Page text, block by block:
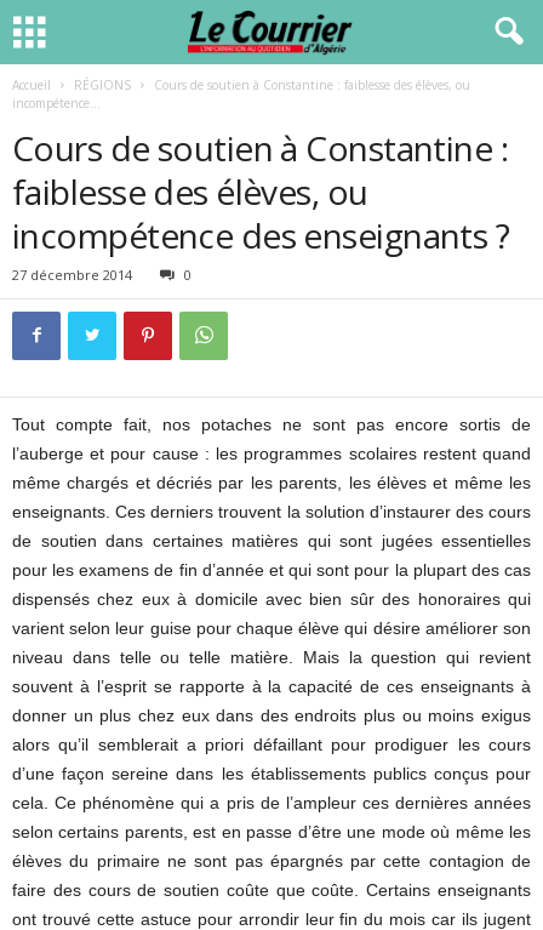
Accueil RÉGIONS
Cours de soutien à Constantine : faiblesse des élèves, ou
incompétence...
Cours de soutien à Constantine :
faiblesse des élèves, ou
incompétence des enseignants ?
27 décembre 2014 0
Tout compte fait, nos potaches ne sont pas encore sortis de
l’auberge et pour cause : les programmes scolaires restent quand
même chargés et décriés par les parents, les élèves et même les
enseignants. Ces derniers trouvent la solution d’instaurer des cours
de soutien dans certaines matières qui sont jugées essentielles
pour les examens de fin d’année et qui sont pour la plupart des cas
dispensés chez eux à domicile avec bien sûr des honoraires qui
varient selon leur guise pour chaque élève qui désire améliorer son
niveau dans telle ou telle matière. Mais la question qui revient
souvent à l’esprit se rapporte à la capacité de ces enseignants à
donner un plus chez eux dans des endroits plus ou moins exigus
alors qu’il semblerait a priori défaillant pour prodiguer les cours
d’une façon sereine dans les établissements publics conçus pour
cela. Ce phénomène qui a pris de l’ampleur ces dernières années
selon certains parents, est en passe d’être une mode où même les
élèves du primaire ne sont pas épargnés par cette contagion de
faire des cours de soutien coûte que coûte. Certains enseignants
ont trouvé cette astuce pour arrondir leur fin du mois car ils jugent